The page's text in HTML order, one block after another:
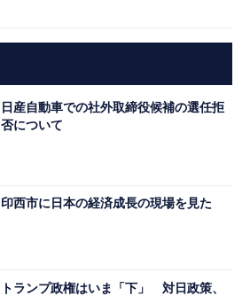
日産自動車での社外取締役候補の選任拒
否について
印西市に日本の経済成長の現場を見た
トランプ政権はいま「下」 対日政策、